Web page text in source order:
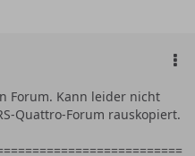
Forum. Kann leider nicht
Quattro-Forum rauskopiert.